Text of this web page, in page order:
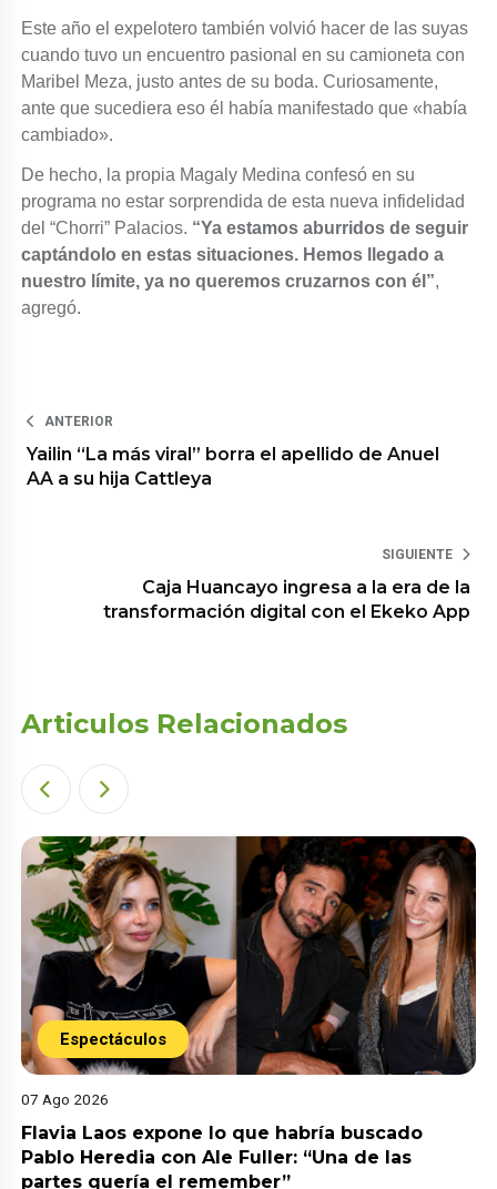
Este año el expelotero también volvió hacer de las suyas
cuando tuvo un encuentro pasional en su camioneta con
Maribel Meza, justo antes de su boda. Curiosamente,
ante que sucediera eso él había manifestado que «había
cambiado».
De hecho, la propia Magaly Medina confesó en su
programa no estar sorprendida de esta nueva infidelidad
del “Chorri” Palacios. “Ya estamos aburridos de seguir
captándolo en estas situaciones. Hemos llegado a
nuestro límite, ya no queremos cruzarnos con él”,
agregó.
ANTERIOR
Yailin “La más viral” borra el apellido de Anuel
AA a su hija Cattleya
SIGUIENTE
Caja Huancayo ingresa a la era de la
transformación digital con el Ekeko App
Articulos Relacionados
Espectáculos
07 Ago 2026
Flavia Laos expone lo que habría buscado
Pablo Heredia con Ale Fuller: “Una de las
partes quería el remember”